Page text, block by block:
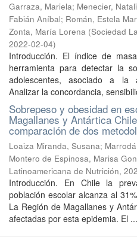
Garraza, Mariela; Menecier,
Fabián Aníbal; Román, Estela
Zonta, María Lorena (Sociedad
2022-02-04)
Introducción. El índice de
herramienta para detectar la
adolescentes, asociado a la
Analizar la concordancia,
Sobrepeso y obesidad en
Magallanes y Antártica
comparación de dos
Loaiza Miranda, Susana;
Montero de Espinosa, Marisa
Latinoamericana de Nutrición,
Introducción. En Chile la
población escolar alcanza al
La Región de Magallanes y
afectadas por esta epidemia. El ...